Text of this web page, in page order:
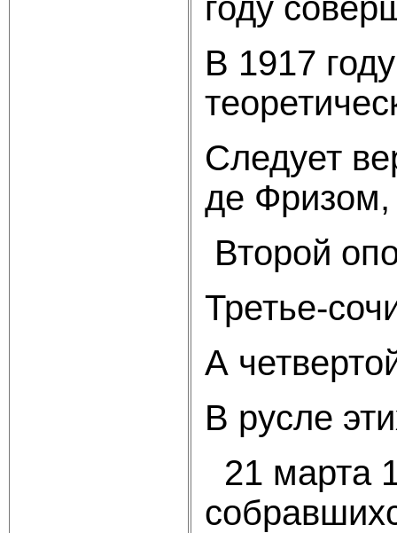
В 1917
Следует
де Фризом,
Второй
Третье-
А
В русле
21 марта